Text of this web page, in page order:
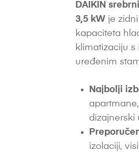
DAIKIN
3,5 kW je
kapaciteta
klimatizaciju
uređenim
Najbolji
dizajnerski
izolaciji,